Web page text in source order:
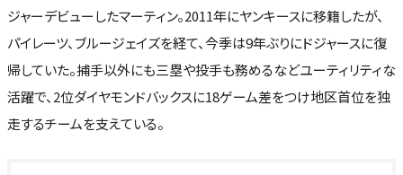
ジャーデビューしたマーティン。2011年にヤンキースに移籍したが、
パイレーツ、ブルージェイズを経て、今季は9年ぶりにドジャースに復
帰していた。捕手以外にも三塁や投手も務めるなどユーティリティな
活躍で、2位ダイヤモンドバックスに18ゲーム差をつけ地区首位を独
走するチームを支えている。